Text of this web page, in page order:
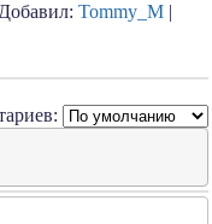
Tommy_M |